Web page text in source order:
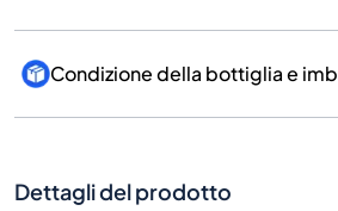
Condizione della bottiglia e
Dettagli del prodotto